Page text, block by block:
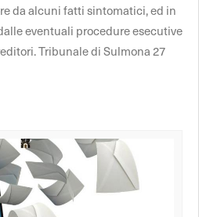
da alcuni fatti sintomatici, ed in
eventuali procedure esecutive
Tribunale di Sulmona 27